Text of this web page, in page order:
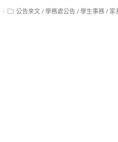
Post公告來文/學務處公告/學生事務/ 家